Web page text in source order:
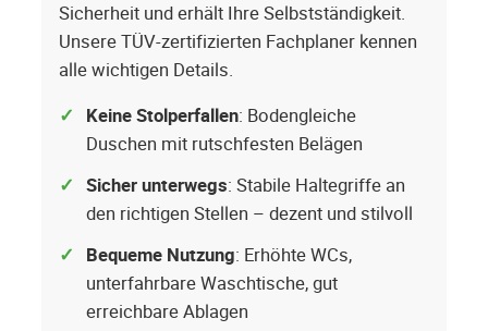
Sicherheit und erhält Ihre Selbstständigkeit.
Unsere TÜV-zertifizierten Fachplaner kennen
alle wichtigen Details.
Keine Stolperfallen: Bodengleiche
Duschen mit rutschfesten Belägen
Sicher unterwegs: Stabile Haltegriffe an
den richtigen Stellen – dezent und stilvoll
Bequeme Nutzung: Erhöhte WCs,
unterfahrbare Waschtische, gut
erreichbare Ablagen